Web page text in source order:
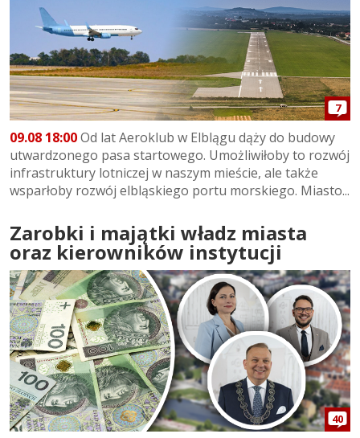
7
09.08 18:00Od lat Aeroklub w Elblągu dąży do budowy
utwardzonego pasa startowego. Umożliwiłoby to rozwój
infrastruktury lotniczej w naszym mieście, ale także
wsparłoby rozwój elbląskiego portu morskiego. Miasto...
Zarobki i majątki władz miasta
oraz kierowników instytucji
40